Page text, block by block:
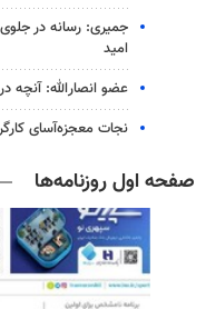
جمیری: رسانه‌ در
امید
عضو انصارالله: آنچه
نجات معجزه‌آسای کارگر ۲۲ ساله از عمق ۱۵ متری چاه در تهران
صفحه اول روزنامه‌ها